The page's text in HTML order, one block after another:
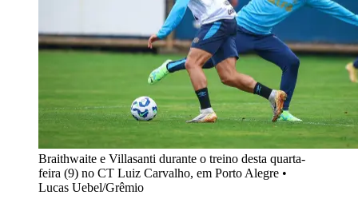
Braithwaite e Villasanti durante o treino desta quarta-
feira (9) no CT Luiz Carvalho, em Porto Alegre •
Lucas Uebel/Grêmio